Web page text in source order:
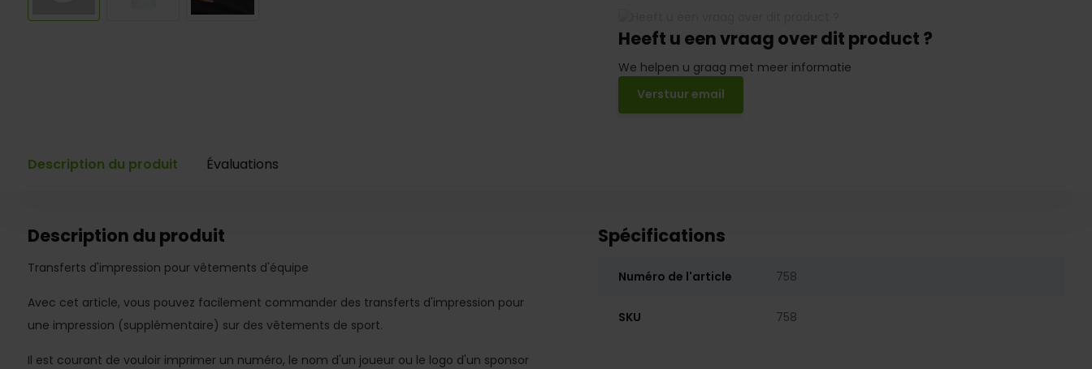
Heeft u een vraag over dit product ?
We helpen u graag met meer informatie
Verstuur email
Description du produit Évaluations
Description du produit
Transferts d'impression pour vêtements d'équipe
Avec cet article, vous pouvez facilement commander des transferts d'impression pour
une impression (supplémentaire) sur des vêtements de sport.
Il est courant de vouloir imprimer un numéro, le nom d'un joueur ou le logo d'un sponsor
Spécifications
Numéro de l'article 758
SKU 758